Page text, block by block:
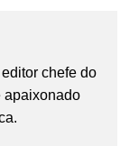
chefe do
apaixonado